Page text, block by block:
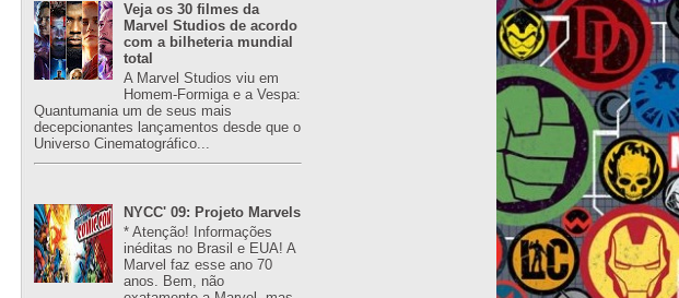
Veja os 30 filmes da
Marvel Studios de acordo
com a bilheteria mundial
total
A Marvel Studios viu em
Homem-Formiga e a Vespa:
Quantumania um de seus mais
decepcionantes lançamentos desde que o
Universo Cinematográfico...
NYCC' 09: Projeto Marvels
* Atenção! Informações
inéditas no Brasil e EUA! A
Marvel faz esse ano 70
anos. Bem, não